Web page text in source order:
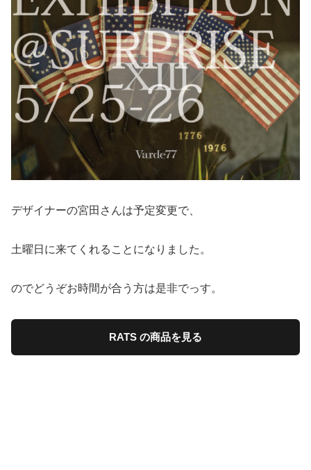
デザイナーの宮田さんは予定変更で、
土曜日に来てくれることになりました。
のでどうぞお時間が合う方は是非でっす。
RATS の商品を見る